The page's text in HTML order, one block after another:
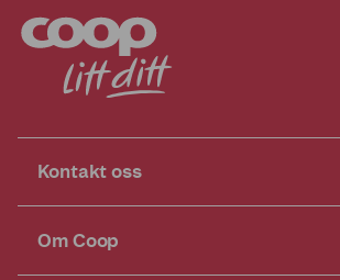
Kontakt oss
Om Coop